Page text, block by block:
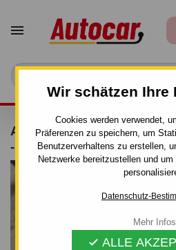
Wir schätzen Ihre
Cookies werden verwendet,
Präferenzen zu speichern, um
Benutzerverhaltens zu erstellen,
Netzwerke bereitzustellen und
Datenschutz-
 ALLE
Mehr Infos

ANHÄNGERKUPPLUNG
- SUV - MANUALL–AHK